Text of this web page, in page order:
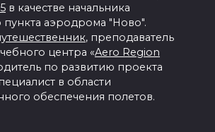
в качестве начальника
пункта аэродрома "Ново".
, преподаватель
центра «Aero Region
по развитию проекта
в области
обеспечения полетов.